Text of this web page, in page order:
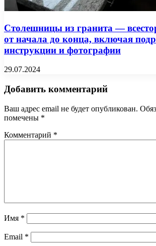
Столешницы из гранита —
от начала до конца, включая
инструкции и фотографии
29.07.2024
Добавить комментарий
Ваш адрес email не будет опубликован.
помечены *
Комментарий *
Имя *
Email *